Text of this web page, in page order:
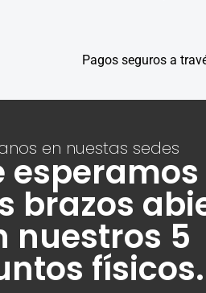
Pagos seguros a
en nuestas sedes
brazos
nuestros 5
físicos.